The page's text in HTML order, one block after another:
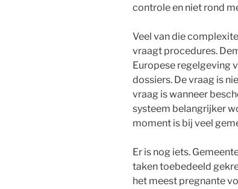
controle en niet rond
Veel van die
vraagt procedures.
Europese regelgeving
dossiers. De vraag is
vraag is wanneer
systeem belangrijker
moment is bij veel
Er is nog iets.
taken toebedeeld
het meest pregnante